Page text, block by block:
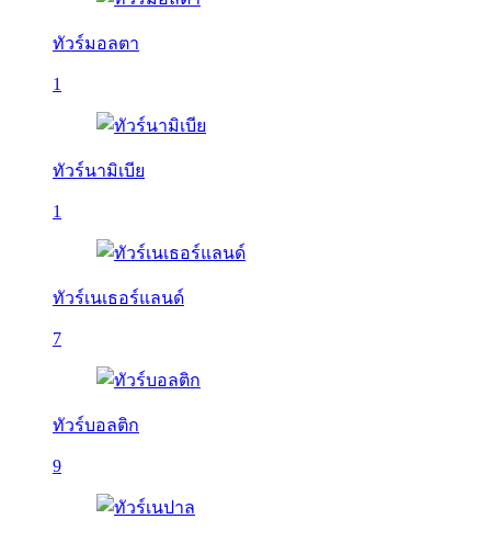
ทัวร์มอลตา
1
ทัวร์นามิเบีย
1
ทัวร์เนเธอร์แลนด์
7
ทัวร์บอลติก
9